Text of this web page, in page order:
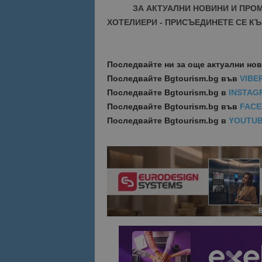
ЗА АКТУАЛНИ НОВИНИ И
ХОТЕЛИЕРИ - ПРИСЪЕДИНЕТЕ СЕ
Последвайте ни за още актуални
Последвайте Bgtourism.bg във
Последвайте Bgtourism.bg в
Последвайте Bgtourism.bg във
Последвайте Bgtourism.bg в
is_unique
_ga_B09EBBY8PY
_ga_WXPDN4HSCV
_ga_FK650GXHRZ
_ga
Име